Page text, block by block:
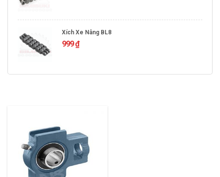
Xích Xe Nâng BL8
999₫